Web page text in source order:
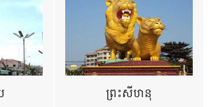
ព្រះសីហនុ